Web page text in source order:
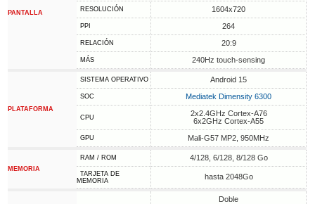
PANTALLA RESOLUCIÓN 1604x720
PPI 264
RELACIÓN 20:9
MÁS 240Hz touch-sensing
PLATAFORMA
SISTEMA OPERATIVO Android 15
SOC Mediatek Dimensity 6300
CPU
2x2.4GHz Cortex-A76
6x2GHz Cortex-A55
GPU Mali-G57 MP2, 950MHz
MEMORIA
RAM / ROM 4/128, 6/128, 8/128 Go
TARJETA DE
MEMORIA
hasta 2048Go
Doble